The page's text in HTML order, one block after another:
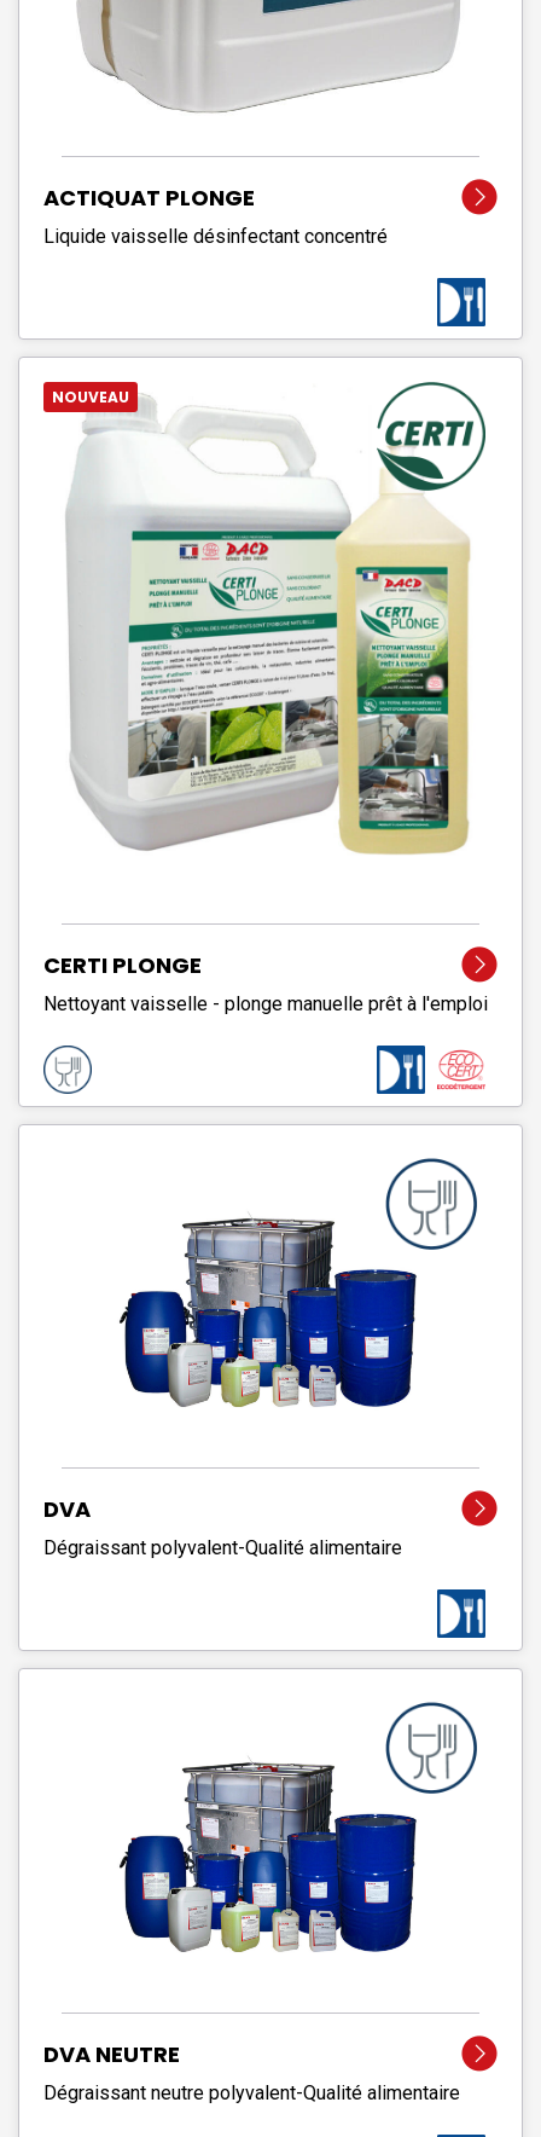
ACTIQUAT PLONGE
Liquide vaisselle désinfectant concentré
NOUVEAU
CERTI PLONGE
Nettoyant vaisselle - plonge manuelle prêt à l'emploi
DVA
Dégraissant polyvalent-Qualité alimentaire
DVA NEUTRE
Dégraissant neutre polyvalent-Qualité alimentaire